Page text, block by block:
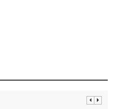
이 다